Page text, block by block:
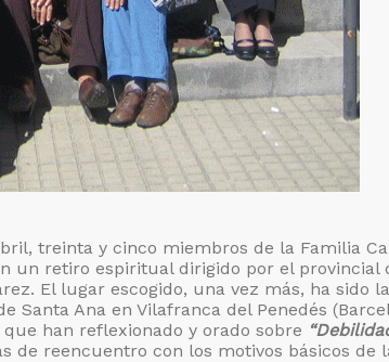
treinta y cinco miembros de la Familia
un retiro espiritual dirigido por el provincial
El lugar escogido, una vez más, ha sido
Santa Ana en Vilafranca del Penedés
que han reflexionado y orado sobre
de reencuentro con los motivos básicos de